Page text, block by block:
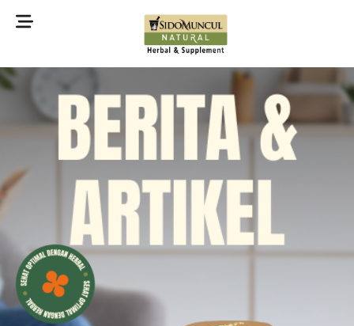
©2022 Sidomuncul Natural All right reserved